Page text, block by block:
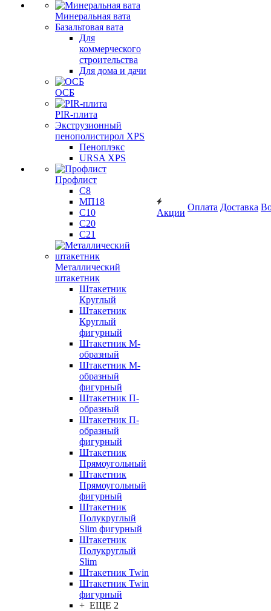
Минеральная вата
Базальтовая вата
Для
коммерческого
строительства
Для дома и дачи
ОСБ
PIR-плита
Экструзионный
пенополистирол XPS
Пеноплэкс
URSA XPS
Профлист
С8
МП18
С10
С20
С21
Металлический
штакетник
Штакетник
Круглый
Штакетник
Круглый
фигурный
Штакетник М-
образный
Штакетник М-
образный
фигурный
Штакетник П-
образный
Штакетник П-
образный
фигурный
Штакетник
Прямоугольный
Штакетник
Прямоугольный
фигурный
Штакетник
Полукруглый
Slim фигурный
Штакетник
Полукруглый
Slim
Штакетник Twin
Штакетник Twin
фигурный
+ ЕЩЕ 2
Акции
Оплата Доставка